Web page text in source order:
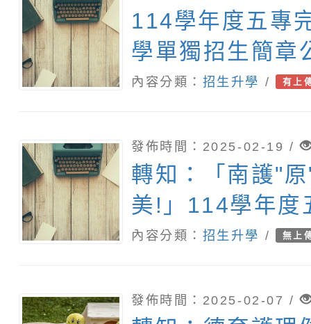
114學年度五專
學單獨招生簡章
息
內容分類： 招生升學 / 有上
發佈時間：2025-02-19 /
轉知：「南護"
美!」114學年度
服務事業科原住
內容分類： 招生升學 / 無上
發佈時間：2025-02-07 /